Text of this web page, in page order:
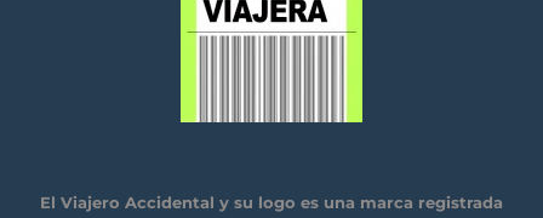
El Viajero Accidental y su logo es una marca registrada